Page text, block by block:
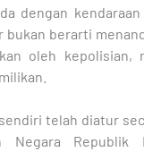
dengan
bukan berarti
oleh kepolisian,
telah diatur
Negara Republik